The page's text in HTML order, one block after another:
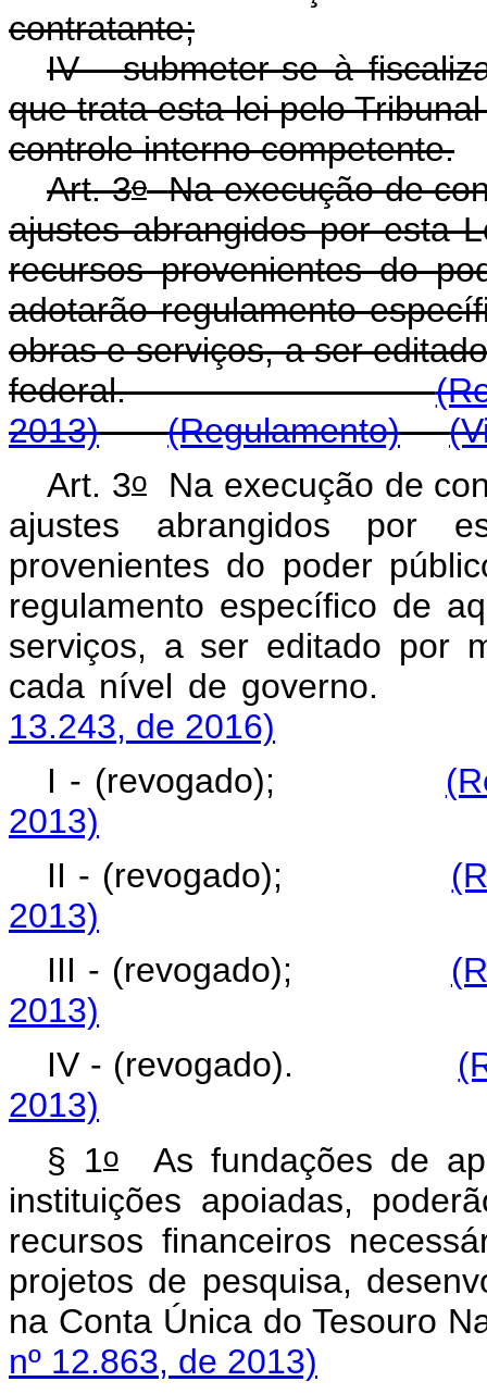
contratante;
IV - submeter-se à
que trata esta lei pelo
controle interno competente.
Art. 3o
Na execução de
ajustes abrangidos por esta
recursos provenientes do
adotarão regulamento
obras e serviços, a ser
federal.
2013)
(Regulamento)
Art. 3oNa execução de
ajustes abrangidos por
provenientes do poder
regulamento específico de
serviços, a ser editado por
cada nível de
13.243, de 2016)
I - (revogado);
2013)
II - (revogado);
2013)
III - (revogado);
2013)
IV - (revogado).
2013)
§ 1o As fundações de
instituições apoiadas,
recursos financeiros
projetos de pesquisa,
na Conta Única do
nº 12.863, de 2013)